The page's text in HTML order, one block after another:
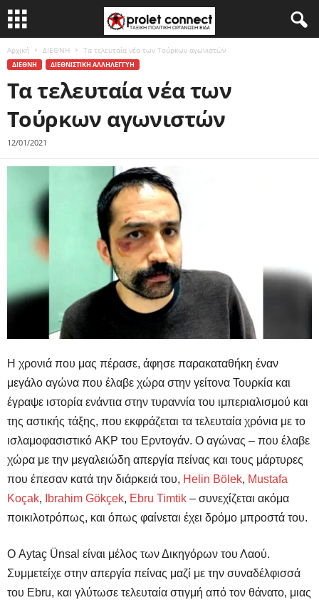
Αρχική ΔΙΕΘΝΗ Τα τελευταία νέα των Τούρκων αγωνιστών
ΔΙΕΘΝΗ ΔΙΕΘΝΙΣΤΙΚΗ ΑΛΛΗΛΕΓΓΥΗ
Τα τελευταία νέα των
Τούρκων αγωνιστών
12/01/2021
Η χρονιά που μας πέρασε, άφησε παρακαταθήκη έναν
μεγάλο αγώνα που έλαβε χώρα στην γείτονα Τουρκία και
έγραψε ιστορία ενάντια στην τυραννία του ιμπεριαλισμού και
της αστικής τάξης, που εκφράζεται τα τελευταία χρόνια με το
ισλαμοφασιστικό AKP του Ερντογάν. Ο αγώνας – που έλαβε
χώρα με την μεγαλειώδη απεργία πείνας και τους μάρτυρες
που έπεσαν κατά την διάρκειά του, Ηelin Bö lek, Mustafa
Koçak, Ibrahim Gökçek, Ebru Timtik – συνεχίζεται ακόμα
ποικιλοτρόπως, και όπως φαίνεται έχει δρόμο μπροστά του.
Ο Aytaç Ünsal είναι μέλος των Δικηγόρων του Λαού.
Συμμετείχε στην απεργία πείνας μαζί με την συναδέλφισσά
του Ebru, και γλύτωσε τελευταία στιγμή από τον θάνατο, μιας